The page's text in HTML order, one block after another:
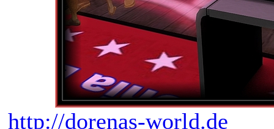
http://dorenas-world.de